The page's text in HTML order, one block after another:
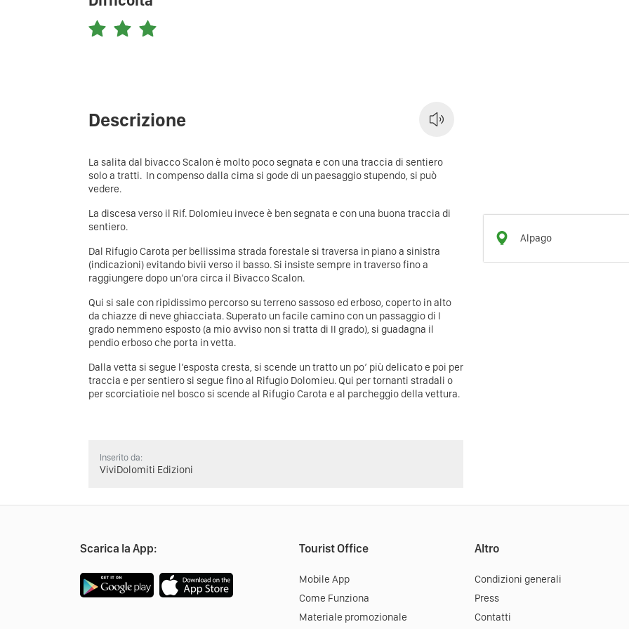
Descrizione
La salita dal bivacco Scalon è molto poco segnata e con una traccia di sentiero
solo a tratti. ​ In compenso dalla cima si gode di un paesaggio stupendo, si può
vedere.
La discesa verso il Rif. Dolomieu invece è ben segnata e con una buona traccia di
sentiero.
Dal Rifugio Carota per bellissima strada forestale si traversa in piano a sinistra
(indicazioni) evitando bivii verso il basso. Si insiste sempre in traverso fino a
raggiungere dopo un’ora circa il Bivacco Scalon.
Qui si sale con ripidissimo percorso su terreno sassoso ed erboso, coperto in alto
da chiazze di neve ghiacciata. Superato un facile camino con un passaggio di I
grado nemmeno esposto (a mio avviso non si tratta di II grado), si guadagna il
pendio erboso che porta in vetta.
Dalla vetta si segue l’esposta cresta, si scende un tratto un po’ più delicato e poi per
traccia e per sentiero si segue fino al Rifugio Dolomieu. Qui per tornanti stradali o
per scorciatioie nel bosco si scende al Rifugio Carota e al parcheggio della vettura.
Inserito da:
ViviDolomiti Edizioni
Alpago
Scarica la App: Tourist Office
Mobile App
Come Funziona
Materiale promozionale
Altro
Condizioni generali
Press
Contatti